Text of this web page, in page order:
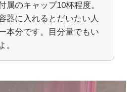
属のキャップ10杯程度。
器に入れるとだいたい人
本分です。目分量でもい
。